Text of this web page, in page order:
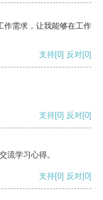
作需求，让我能够在工作
支持[0] 反对[0]
支持[0] 反对[0]
流学习心得。
支持[0] 反对[0]